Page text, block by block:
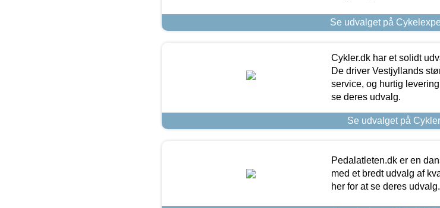
Se udvalget på
Cykler.dk har et solidt
De driver Vestjyllands
service, og hurtig
se deres udvalg.
Se udvalget på
Pedalatleten.dk er en
med et bredt udvalg af
her for at se deres udvalg.